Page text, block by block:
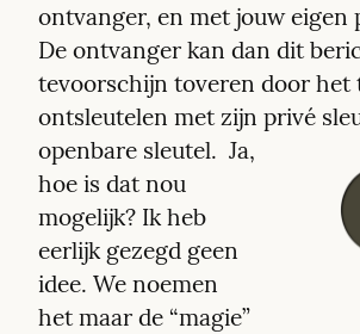
ontvanger, en met jouw eigen
De ontvanger kan dan dit
tevoorschijn toveren door het
ontsleutelen met zijn privé
openbare sleutel. Ja,
hoe is dat nou
mogelijk? Ik heb
eerlijk gezegd geen
idee. We noemen
het maar de “magie”